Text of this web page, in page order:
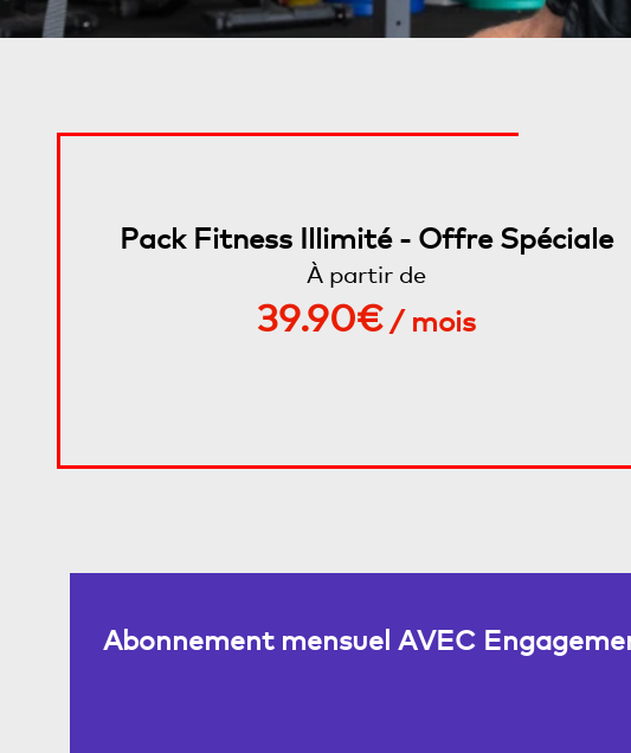
Pack Fitness Illimité - Offre Spéciale
À partir de
39.90€/ mois
Abonnement mensuel AVEC